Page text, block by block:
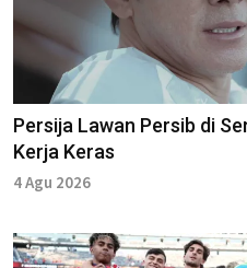
Persija Lawan Persib di
Kerja Keras
4 Agu 2026